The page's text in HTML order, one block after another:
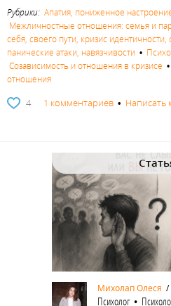
Рубрики: Апатия, пониженное
Межличностные отношения: семья и
себя, своего пути, кризис
панические атаки, навязчивости •
Созависимость и отношения в кризисе •
отношения
4 1 комментариев • Написать
Михолап Олеся /
Психолог •